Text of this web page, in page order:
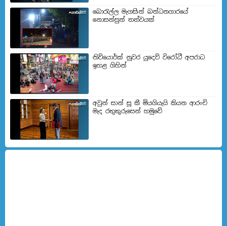
බොරැල්ල මැගසින් බන්ධනගාරයේ
නොසන්සුන් තත්වයක්
නිව්යොර්ක් නුවර යුදෙව් විරෝධී අපරාධ
ඉහළ ගිහින්
අවුන් සාන් සූ කී මියගියැයි කියන ආරංචි
මැද රතුකුරුසෙන් හමුවේ